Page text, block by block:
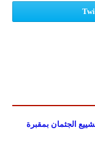
الجثمان بمقبرة